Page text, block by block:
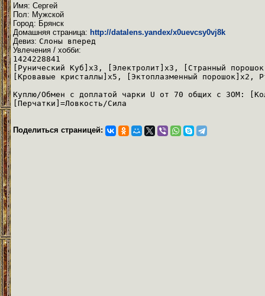
Имя: Сергей
Пол: Мужской
Город: Брянск
Домашняя страница: http://datalens.yandex/x0uevcsy0vj8k
Девиз: Слоны вперед
Увлечения / хобби:
1424228841
[Рунический Куб]x3, [Электролит]x3, [Странный
[Кровавые кристаллы]x5, [Эктоплазменный порошок]x2,
Куплю/Обмен с доплатой чарки U от 70 общих с ЗОМ:
[Перчатки]=Ловкость/Сила
Поделиться страницей: